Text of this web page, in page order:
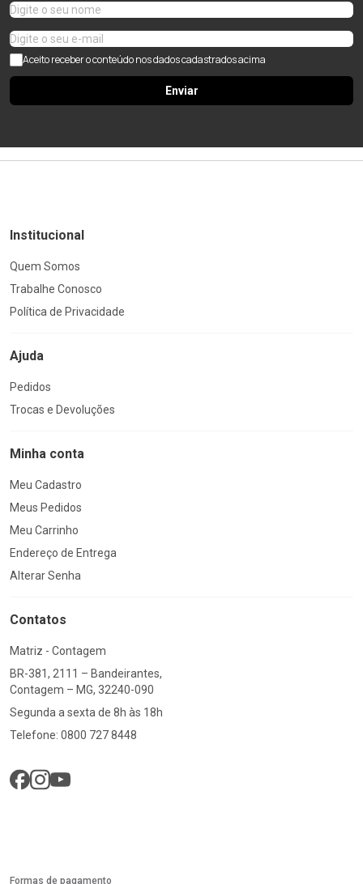
Aceito receber o conteúdo nos dados cadastrados acima
Enviar
Institucional
Quem Somos
Trabalhe Conosco
Política de Privacidade
Ajuda
Pedidos
Trocas e Devoluções
Minha conta
Meu Cadastro
Meus Pedidos
Meu Carrinho
Endereço de Entrega
Alterar Senha
Contatos
Matriz - Contagem
BR-381, 2111 – Bandeirantes,
Contagem – MG, 32240-090
Segunda a sexta de 8h às 18h
Telefone: 0800 727 8448
Formas de pagamento